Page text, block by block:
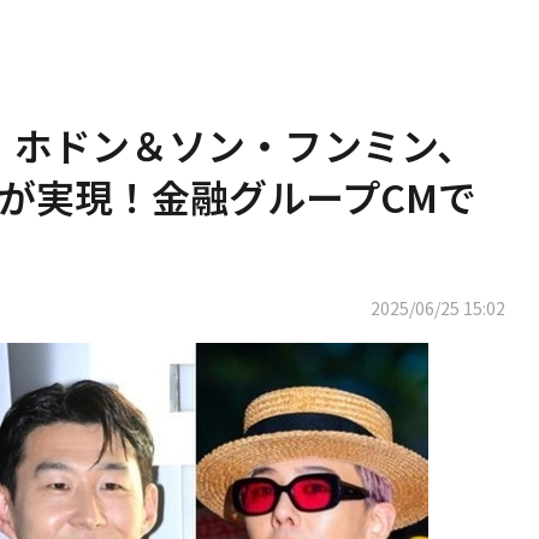
ドン＆ソン・フンミン、
実現！金融グループCMで
2025/06/25 15:02